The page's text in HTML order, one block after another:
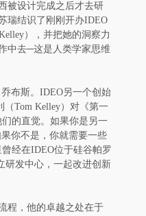
被设计完成之后才去研
瑞结识了刚刚开办IDEO
），并把她的洞察力
中去─这是人类学家思维
布斯。IDEO另一个创始
（Tom Kelley）对《第一
的直觉。如果你是另一
果你不是，你就需要一些
经在IDEO位于硅谷帕罗
研发中心，一起改进创新
程，他的卓越之处在于